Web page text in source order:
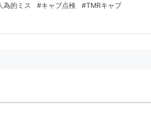
！！！！！ これ、マジで最…
為的ミス #キャブ点検 #TMRキャブ